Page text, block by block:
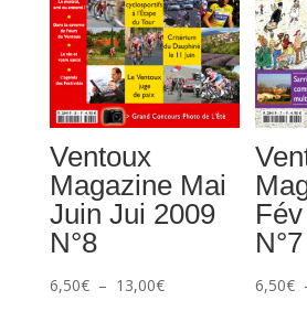
Ventoux
Magazine Mai
Juin Jui 2009
N°8
6,50€ – 13,00€Plage
N°7
6,50€